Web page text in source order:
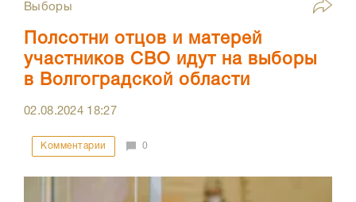
Выборы
Полсотни отцов и матерей
участников СВО идут на выборы
в Волгоградской области
02.08.2024 18:27
Комментарии 0